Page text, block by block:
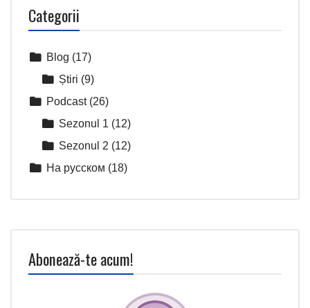
Categorii
Blog (17)
Știri (9)
Podcast(26)
Sezonul 1 (12)
Sezonul 2 (12)
На русском (18)
Abonează-te acum!